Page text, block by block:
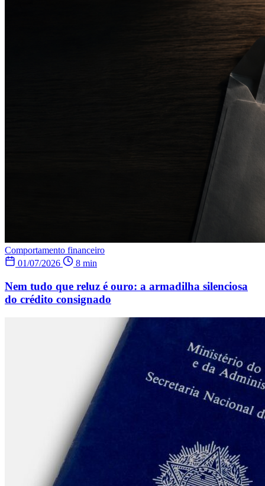
Comportamento financeiro
01/07/2026
8 min
Nem tudo que reluz é ouro: a armadilha silenciosa
do crédito consignado